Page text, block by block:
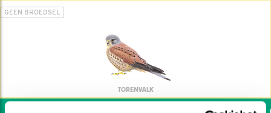
GEEN BROEDSEL
TORENVALK